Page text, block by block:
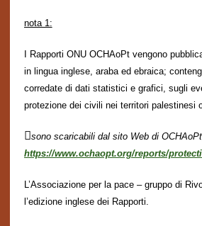
nota 1:
I Rapporti ONU OCHAoPt vengono
in lingua inglese, araba ed ebraica;
corredate di dati statistici e grafici, sugli
protezione dei civili nei territori palestinesi
sono scaricabili dal sito Web di
https://www.ochaopt.org/reports/
L’Associazione per la pace – gruppo di
l’edizione inglese dei Rapporti.